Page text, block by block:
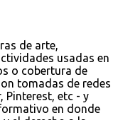
de arte,
usadas en
o cobertura de
tomadas de redes
Pinterest, etc - y
en donde